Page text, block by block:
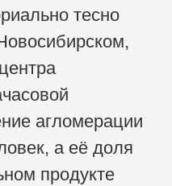
тесно
агломерации
а её доля
продукте